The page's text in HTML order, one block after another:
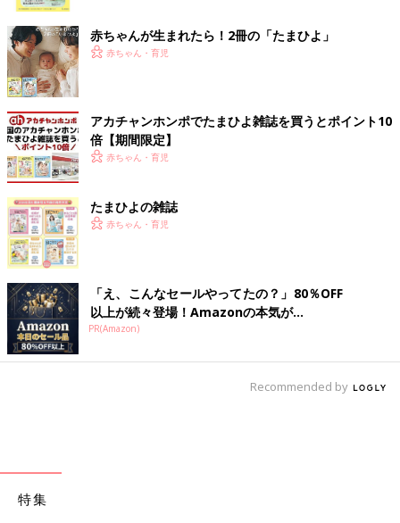
出典：Instagramアカウント「_yu_ko.a.r.02」
yukoさんのおすすめは丸いミニおにぎりが一度に6個作れるタイ
プ。たくさん食べたい子や、きょうだいの分を作る場合などにも
便利です！ご飯を入れてふりふりするだけなので、子どもと一緒
に作るのも楽しいですね。
あけにくいミニゼリーにはケチャップケースがぴっ
たり！
赤ちゃんが生まれたら！2冊の「たまひよ」
赤ちゃん・育児
アカチャンホンポでたまひよ雑誌を買うとポイント10
倍【期間限定】
赤ちゃん・育児
たまひよの雑誌
赤ちゃん・育児
「え、こんなセールやってたの？」80％OFF
以上が続々登場！Amazonの本気が...
PR(Amazon)
Recommended by
特集